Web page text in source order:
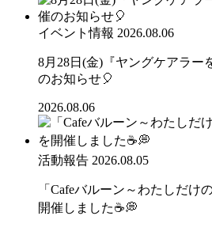
イベント情報 2026.08.06
8月28日(金)『ヤングケアラー
のお知らせ🎈
2026.08.06
活動報告 2026.08.05
「Cafeバルーン～わたしだけ
開催しました☕💭